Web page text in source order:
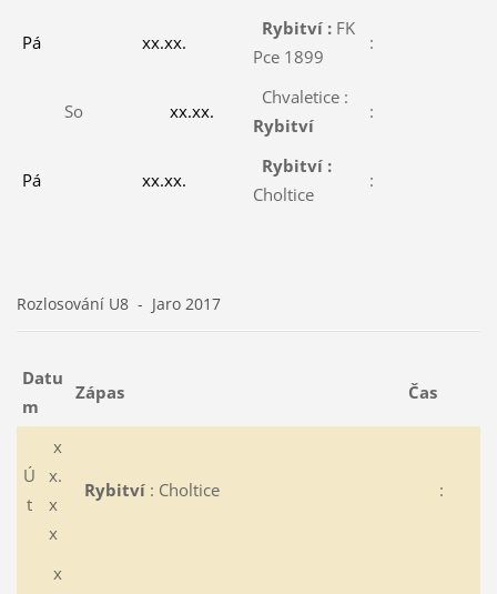
Pá xx.xx.
Rybitví : FK
Pce 1899
:
So xx.xx.
Chvaletice :
Rybitví
:
Pá xx.xx.
Rybitví :
Choltice
:
Rozlosování U8 - Jaro 2017
Datu
m
Zápas Čas
Ú
t
x
x.
x
x
Rybitví: Choltice :
x